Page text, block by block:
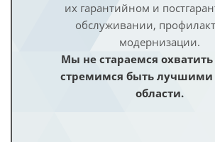
их гарантийном и
обслуживании,
модернизации.
Мы не стараемся
стремимся быть лучшими
области.